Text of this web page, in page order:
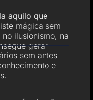
aquilo que
mágica sem
ilusionismo, na
gerar
sem antes
e